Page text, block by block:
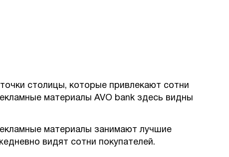
столицы, которые привлекают сотни
материалы AVO bank здесь видны
материалы занимают лучшие
видят сотни покупателей.